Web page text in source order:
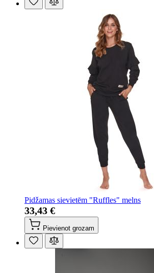
Pidžamas sievietēm "Ruffles" melns
33,43 €
Pievienot grozam